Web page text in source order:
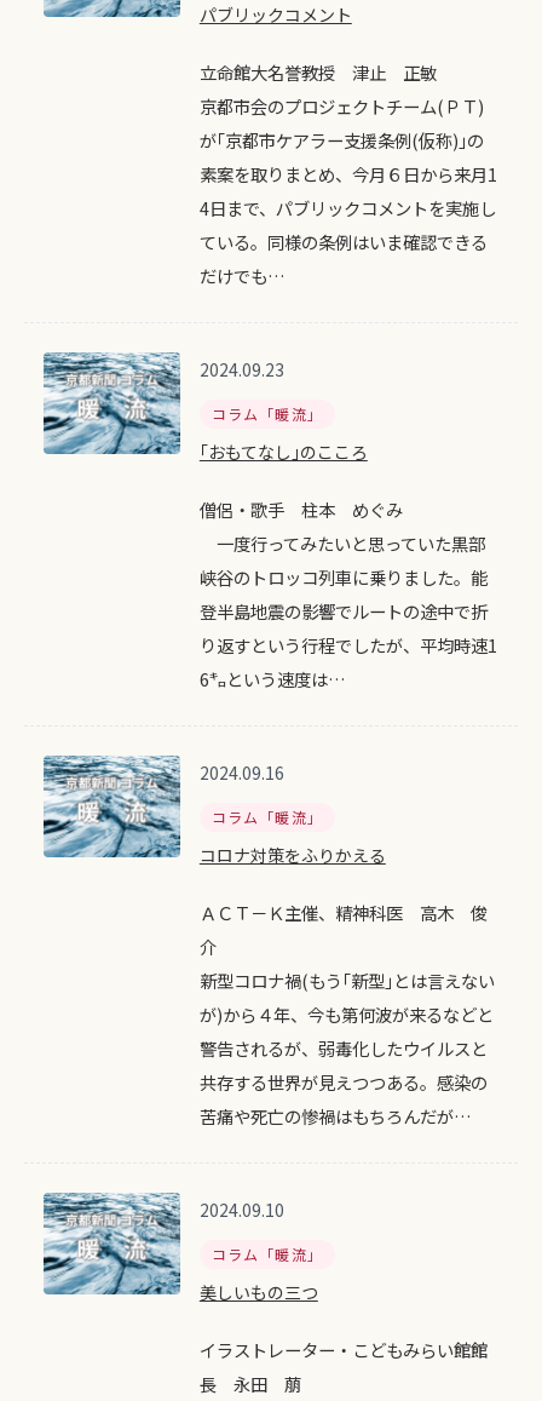
パブリックコメント
立命館大名誉教授 津止 正敏
京都市会のプロジェクトチーム(ＰＴ)
が｢京都市ケアラー支援条例(仮称)｣の
素案を取りまとめ、今月６日から来月1
4日まで、パブリックコメントを実施し
ている。同様の条例はいま確認できる
だけでも…
2024.09.23
コラム「暖流」
｢おもてなし｣のこころ
僧侶・歌手 柱本 めぐみ
一度行ってみたいと思っていた黒部
峡谷のトロッコ列車に乗りました。能
登半島地震の影響でルートの途中で折
り返すという行程でしたが、平均時速1
6㌔という速度は…
2024.09.16
コラム「暖流」
コロナ対策をふりかえる
ＡＣＴ－Ｋ主催、精神科医 高木 俊
介
新型コロナ禍(もう｢新型｣とは言えない
が)から４年、今も第何波が来るなどと
警告されるが、弱毒化したウイルスと
共存する世界が見えつつある。感染の
苦痛や死亡の惨禍はもちろんだが…
2024.09.10
コラム「暖流」
美しいもの三つ
イラストレーター・こどもみらい館館
長 永田 萠